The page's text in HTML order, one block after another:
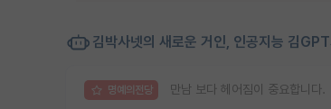
김박사넷의 새로운 거인, 인공지능 김
명예의전당 만남 보다 헤어짐이 중요합니다.